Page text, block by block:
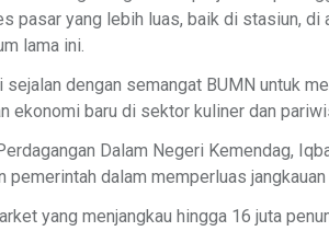
pasar yang lebih luas, baik di stasiun,
lama ini.
sejalan dengan semangat BUMN untuk
ekonomi baru di sektor kuliner dan
Dalam Negeri Kemendag,
pemerintah dalam memperluas
yang menjangkau hingga 16 juta